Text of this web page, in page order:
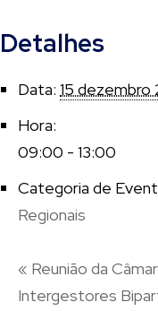
Detalhes
Data: 15 dezembro
Hora:
09:00 - 13:00
Categoria de
Regionais
« Reunião da
Intergestores